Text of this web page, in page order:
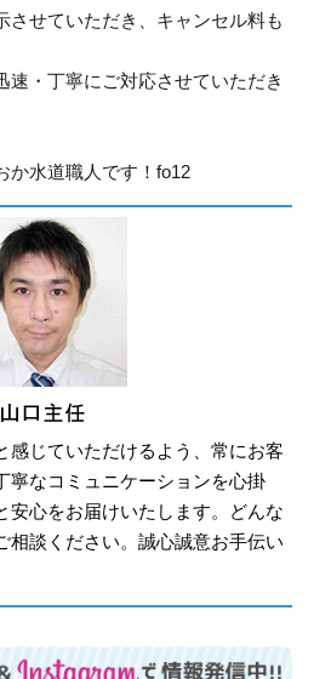
させていただき、キャンセル料も
速・丁寧にご対応させていただき
か水道職人です！fo12
感じていただけるよう、常にお客
寧なコミュニケーションを心掛
安心をお届けいたします。どんな
相談ください。誠心誠意お手伝い